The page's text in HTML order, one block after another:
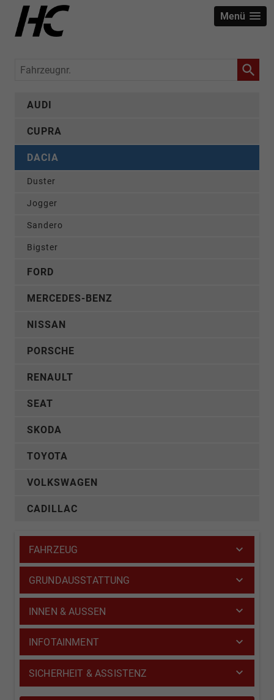
Menü
Fahrzeugnr.
AUDI
CUPRA
DACIA
Duster
Jogger
Sandero
Bigster
FORD
MERCEDES-BENZ
NISSAN
PORSCHE
RENAULT
SEAT
SKODA
TOYOTA
VOLKSWAGEN
CADILLAC
FAHRZEUG
GRUNDAUSSTATTUNG
INNEN & AUSSEN
INFOTAINMENT
SICHERHEIT & ASSISTENZ